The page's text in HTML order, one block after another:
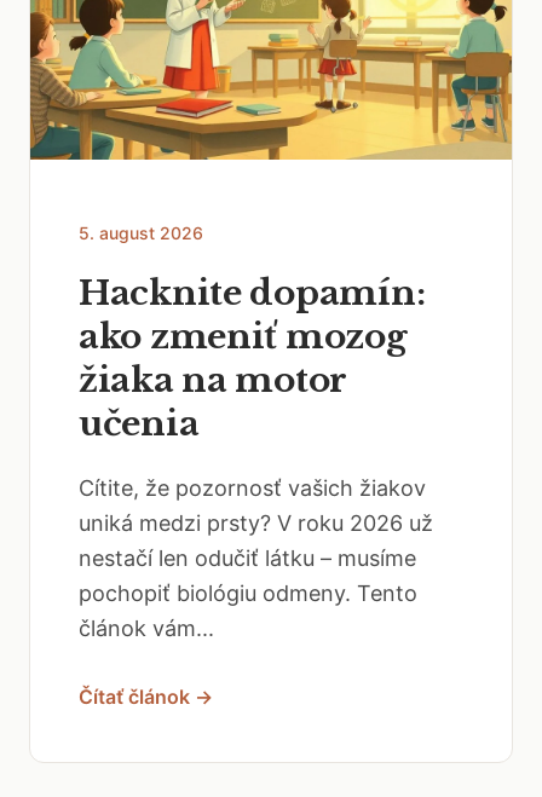
5. august 2026
Hacknite dopamín:
ako zmeniť mozog
žiaka na motor
učenia
Cítite, že pozornosť vašich žiakov
uniká medzi prsty? V roku 2026 už
nestačí len odučiť látku – musíme
pochopiť biológiu odmeny. Tento
článok vám...
Čítať článok →